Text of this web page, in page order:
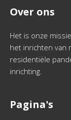
Over ons
Het is onze
het inrichten van
residentiële
inrichting.
Pagina's